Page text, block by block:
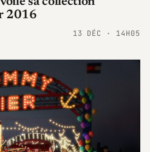
2016
13 DÉC · 14H05